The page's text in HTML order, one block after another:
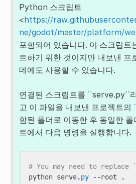
Python 스크립트
<https://
ne/godot/master/platform/
포함되어 있습니다. 이 스크립트
트하기 위한 것이지만 내보낸 프
데에도 사용할 수 있습니다.
연결된 스크립트를 ``serve.py``
고 이 파일을 내보낸 프로젝트의
함된 폴더로 이동한 후 동일한
트에서 다음 명령을 실행합니다.
# You may need to
python serve.py --root .